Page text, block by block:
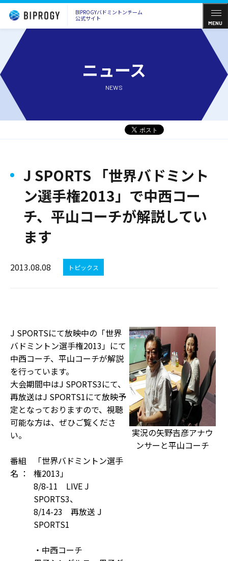
BIPROGYバドミントンチーム
公式サイト
MENU
ニュース
NEWS
J SPORTS 「世界バドミント
ン選手権2013」で中西コー
チ、平山コーチが解説してい
ます
2013.08.08 トピックス
J SPORTSにて放映中の「世界
バドミントン選手権2013」にて
中西コーチ、平山コーチが解説
を行っています。
大会期間中はJ SPORTS3にて、
再放送はJ SPORTS1にて放映予
定となっておりますので、視聴
可能な方は、ぜひご覧くださ
い。
番組
名 ：
「世界バドミントン選手
権2013」
8/8-11 LIVE J
SPORTS3、
8/14-23 再放送 J
SPORTS1
・中西コーチ
実況の矢野吉彦アナウ
ンサーと平山コーチ